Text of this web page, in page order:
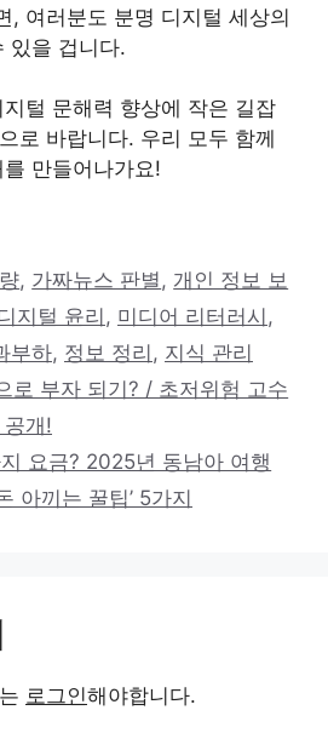
, 여러분도 분명 디지털 세상의
있을 겁니다.
털 문해력 향상에 작은 길잡
로 바랍니다. 우리 모두 함께
만들어나가요!
, 가짜뉴스 판별, 개인 정보 보
지털 윤리, 미디어 리터러시 ,
부하, 정보 정리 , 지식 관리
로 부자 되기? / 초저위험 고수
개!
요금? 2025년 동남아 여행
아끼는 꿀팁’ 5가지
로그인해야합니다.